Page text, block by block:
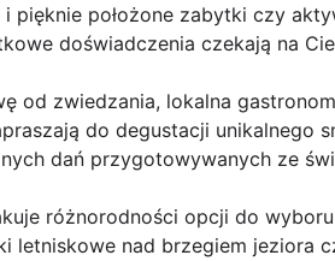
pięknie położone zabytki czy
doświadczenia czekają na
od zwiedzania, lokalna
do degustacji unikalnego
dań przygotowywanych ze
różnorodności opcji do
letniskowe nad brzegiem jeziora